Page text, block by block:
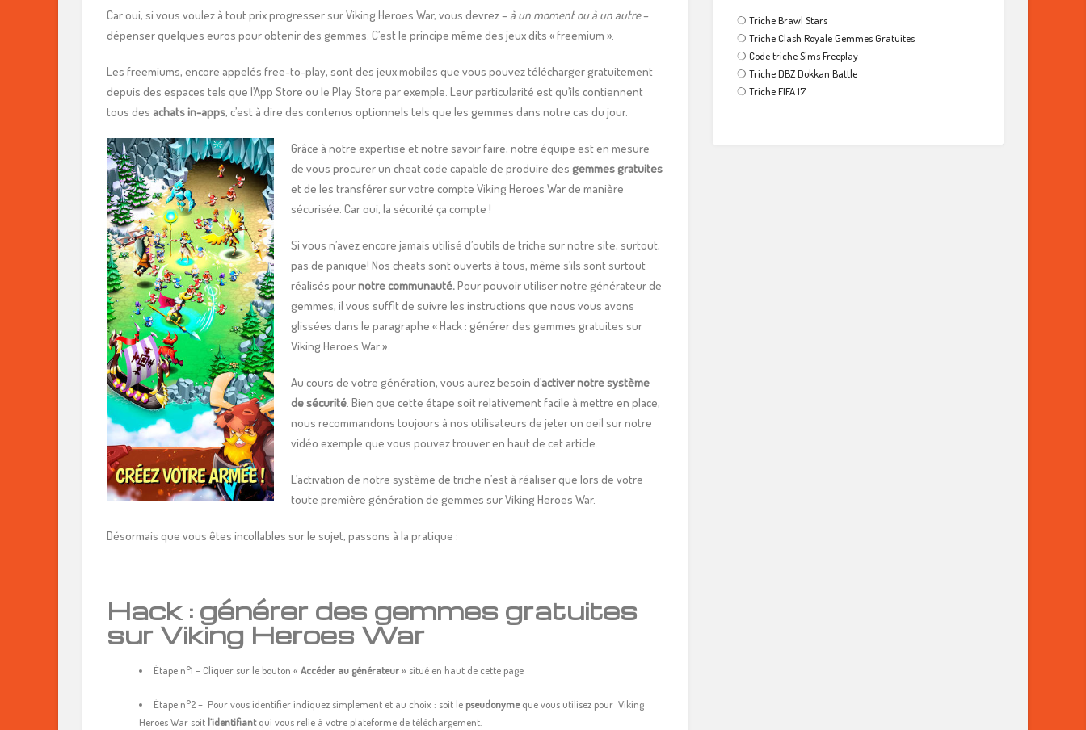
Car oui, si vous voulez à tout prix progresser sur Viking Heroes War, vous devrez – à un moment ou à un autre–
dépenser quelques euros pour obtenir des gemmes. C’est le principe même des jeux dits « freemium ».
Les freemiums, encore appelés free-to-play, sont des jeux mobiles que vous pouvez télécharger gratuitement
depuis des espaces tels que l’App Store ou le Play Store par exemple. Leur particularité est qu’ils contiennent
tous des achats in-apps, c’est à dire des contenus optionnels tels que les gemmes dans notre cas du jour.
Grâce à notre expertise et notre savoir faire, notre équipe est en mesure
de vous procurer un cheat code capable de produire des gemmes gratuites
et de les transférer sur votre compte Viking Heroes War de manière
sécurisée. Car oui, la sécurité ça compte !
Si vous n’avez encore jamais utilisé d’outils de triche sur notre site, surtout,
pas de panique! Nos cheats sont ouverts à tous, même s’ils sont surtout
réalisés pournotre communauté.Pour pouvoir utiliser notre générateur de
gemmes, il vous suffit de suivre les instructions que nous vous avons
glissées dans le paragraphe « Hack : générer des gemmes gratuites sur
Viking Heroes War ».
Au cours de votre génération, vous aurez besoin d’activer notre système
de sécurité. Bien que cette étape soit relativement facile à mettre en place,
nous recommandons toujours à nos utilisateurs de jeter un oeil sur notre
vidéo exemple que vous pouvez trouver en haut de cet article.
L’activation de notre système de triche n’est à réaliser que lors de votre
toute première génération de gemmes sur Viking Heroes War.
Désormais que vous êtes incollables sur le sujet, passons à la pratique :
Hack : générer des gemmes gratuites
sur Viking Heroes War
Étape n°1 – Cliquer sur le bouton « Accéder au générateur» situé en haut de cette page
Étape n°2 – Pour vous identifier indiquez simplement et au choix : soit le pseudonymeque vous utilisez pour Viking
Heroes War soit l’identifiantqui vous relie à votre plateforme de téléchargement.
❍ Triche Brawl Stars
❍ Triche Clash Royale Gemmes Gratuites
❍ Code triche Sims Freeplay
❍ Triche DBZ Dokkan Battle
❍ Triche FIFA 17